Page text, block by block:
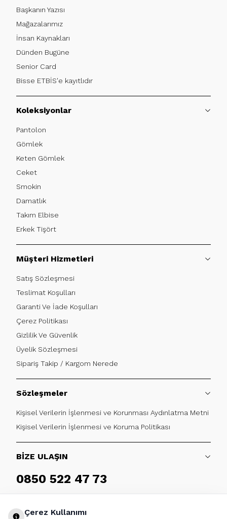
Başkanın Yazısı
Mağazalarımız
İnsan Kaynakları
Dünden Bugüne
Senior Card
Bisse ETBİS'e kayıtlıdır
Koleksiyonlar
Pantolon
Gömlek
Keten Gömlek
Ceket
Smokin
Damatlık
Takım Elbise
Erkek Tişört
Müşteri Hizmetleri
Satış Sözleşmesi
Teslimat Koşulları
Garanti Ve İade Koşulları
Çerez Politikası
Gizlilik Ve Güvenlik
Üyelik Sözleşmesi
Sipariş Takip / Kargom Nerede
Sözleşmeler
Kişisel Verilerin İşlenmesi ve Korunması Aydınlatma Metni
Kişisel Verilerin İşlenmesi ve Koruma Politikası
BİZE ULAŞIN
0850 522 47 73
Haftaiçi 09:00 - 17:30
Çerez Kullanımı